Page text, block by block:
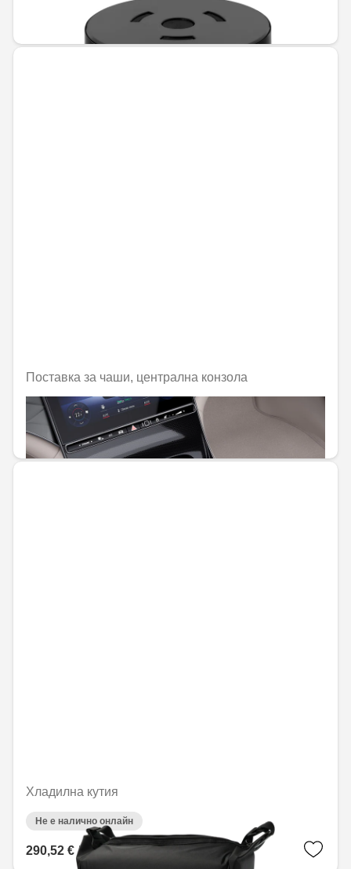
92,02 € / 179,97 лв.
Поставка за чаши, централна конзола
Не е налично онлайн
55,67 € / 108,88 лв.
Хладилна кутия
Не е налично онлайн
290,52 € / 568,21 лв.